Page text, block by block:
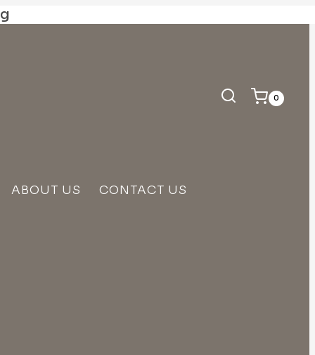
0
ABOUT US CONTACT US